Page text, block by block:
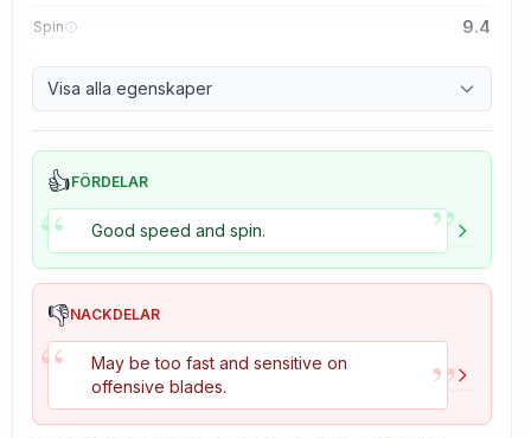
Spin 9.4
Control 8.5
Tackiness 5.0
Visa alla egenskaper
👍FÖRDELAR
“ Good speed and spin. ”
👎NACKDELAR
“
May be too fast and sensitive on
offensive blades.
”